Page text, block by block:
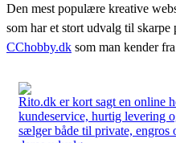
Den mest populære kreative
som har et stort udvalg til skarpe
CChobby.dk som man kender
Rito.dk er kort sagt en online
kundeservice, hurtig levering
sælger både til private,